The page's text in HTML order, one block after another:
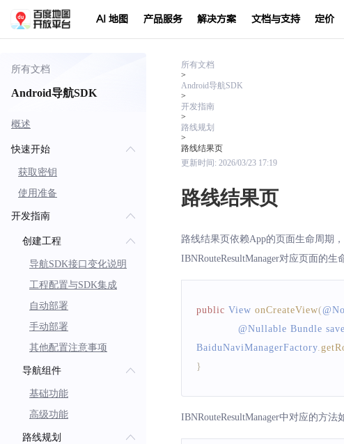
AI 地图 产品服务 解决方案 文档与支持 定价
所有文档
Android导航SDK
概述
快速开始
获取密钥
使用准备
开发指南
创建工程
导航SDK接口变化说明
工程配置与SDK集成
自动部署
手动部署
其他配置注意事项
导航组件
基础功能
高级功能
路线规划
所有文档
>
Android导航SDK
>
开发指南
>
路线规划
>
路线结果页
更新时间: 2026/03/23 17:19
路线结果页
路线结果页依赖App的页面生命周期，
IBNRouteResultManager对应页面的
public View onCreateView(@
            @
Nullable Bundle
BaiduNaviManagerFactory
}
IBNRouteResultManager中对应的方法